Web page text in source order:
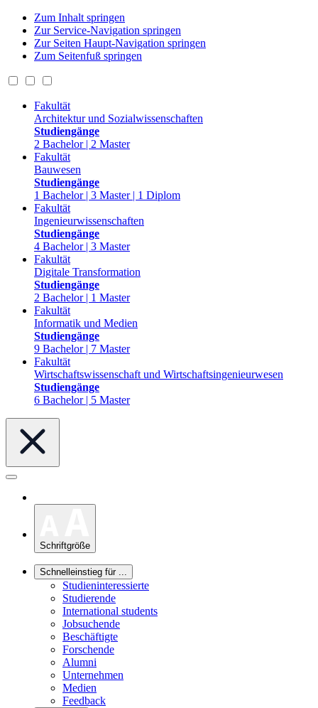
Zum Inhalt springen
Zur Service-Navigation springen
Zur Seiten Haupt-Navigation springen
Zum Seitenfuß springen
Fakultät
Architektur und Sozialwissenschaften
Studiengänge
2 Bachelor | 2 Master
Fakultät
Bauwesen
Studiengänge
1 Bachelor | 3 Master | 1 Diplom
Fakultät
Ingenieurwissenschaften
Studiengänge
4 Bachelor | 3 Master
Fakultät
Digitale Transformation
Studiengänge
2 Bachelor | 1 Master
Fakultät
Informatik und Medien
Studiengänge
9 Bachelor | 7 Master
Fakultät
Wirtschaftswissenschaft und Wirtschaftsingenieurwesen
Studiengänge
6 Bachelor | 5 Master
Schriftgröße
Schnelleinstieg für ...
Studieninteressierte
Studierende
International students
Jobsuchende
Beschäftigte
Forschende
Alumni
Unternehmen
Medien
Feedback